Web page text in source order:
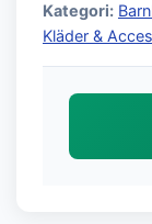
Kategori:
Kläder &